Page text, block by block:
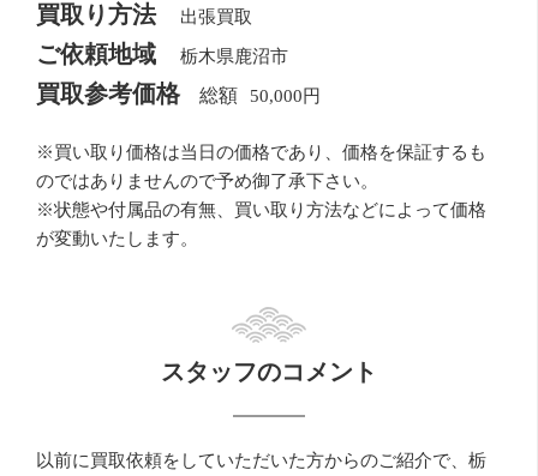
買取り方法 出張買取
ご依頼地域 栃木県鹿沼市
買取参考価格 50,000円
※買い取り価格は当日の価格であり、価格を保証するも
のではありませんので予め御了承下さい。
※状態や付属品の有無、買い取り方法などによって価格
が変動いたします。
スタッフのコメント
以前に買取依頼をしていただいた方からのご紹介で、栃